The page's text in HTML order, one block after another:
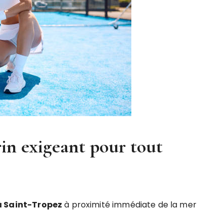
exigeant pour tout
Saint-Tropez à proximité immédiate de la mer